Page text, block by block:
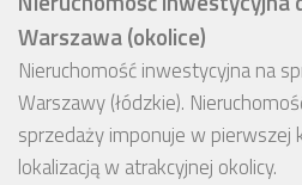
Warszawa (okolice)
Nieruchomość inwestycyjna na
Warszawy (łódzkie).
sprzedaży imponuje w pierwszej
lokalizacją w atrakcyjnej okolicy.